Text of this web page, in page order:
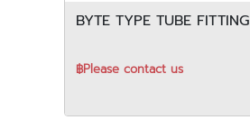
BYTE TYPE TUBE FITTING
฿Please contact us